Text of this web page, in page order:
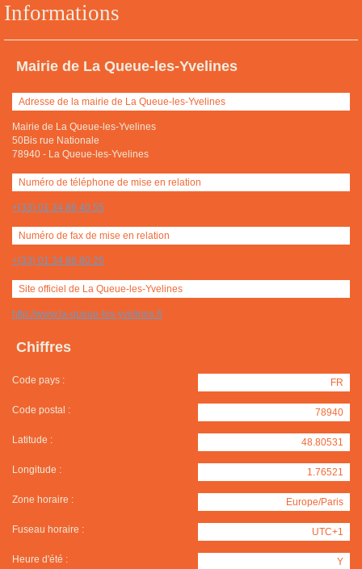
Informations
Mairie de La Queue-les-Yvelines
Adresse de la mairie de La Queue-les-Yvelines
Mairie de La Queue-les-Yvelines
50Bis rue Nationale
78940 - La Queue-les-Yvelines
Numéro de téléphone de mise en relation
+(33) 01 34 86 40 55
Numéro de fax de mise en relation
+(33) 01 34 86 60 26
Site officiel de La Queue-les-Yvelines
http://www.la-queue-les-yvelines.fr
Chiffres
Code pays : FR
Code postal : 78940
Latitude : 48.80531
Longitude : 1.76521
Zone horaire : Europe/Paris
Fuseau horaire : UTC+1
Heure d'été : Y